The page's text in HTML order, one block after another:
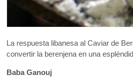
La respuesta libanesa al Caviar de
convertir la berenjena en una
Baba Ganouj